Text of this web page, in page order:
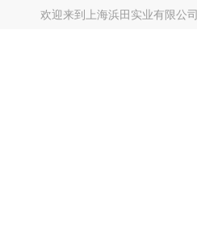
欢迎来到 上海浜田实业有限公司